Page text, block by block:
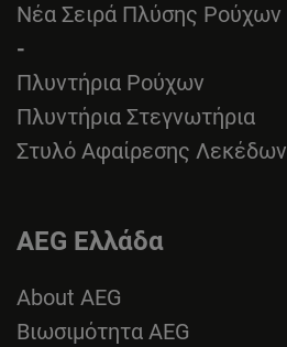
Νέα Σειρά Πλύσης Ρούχων
-
Πλυντήρια Ρούχων
Πλυντήρια Στεγνωτήρια
Στυλό Αφαίρεσης Λεκέδων
AEG Ελλάδα
About AEG
Βιωσιμότητα AEG